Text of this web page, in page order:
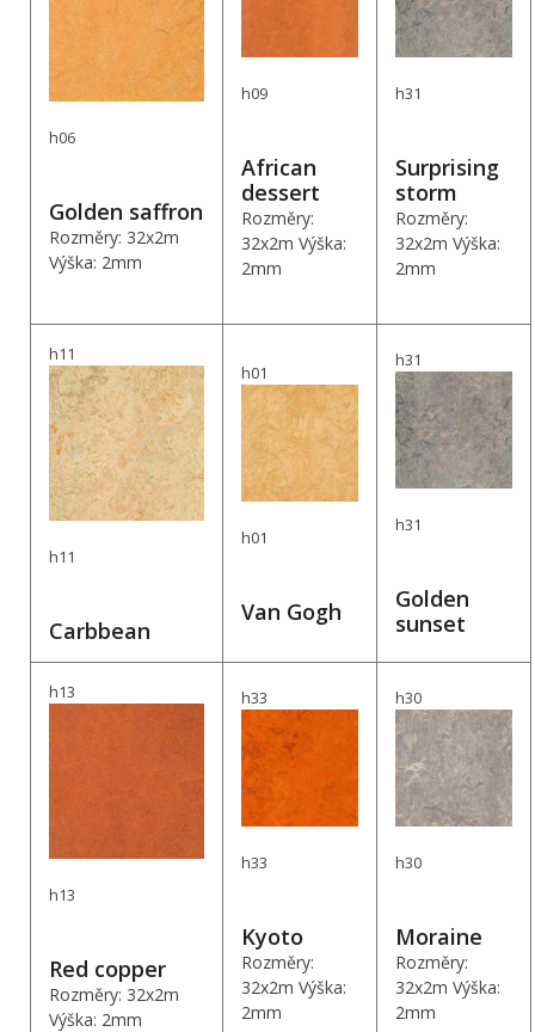
h06
Golden saffron
Rozměry: 32x2m
Výška: 2mm
h09
African
dessert
Rozměry:
32x2m Výška:
2mm
h31
Surprising
storm
Rozměry:
32x2m Výška:
2mm
h11
h11
Carbbean
h01
h01
Van Gogh
h31
h31
Golden
sunset
h13
h13
Red copper
Rozměry: 32x2m
Výška: 2mm
h33
h33
Kyoto
Rozměry:
32x2m Výška:
2mm
h30
h30
Moraine
Rozměry:
32x2m Výška:
2mm